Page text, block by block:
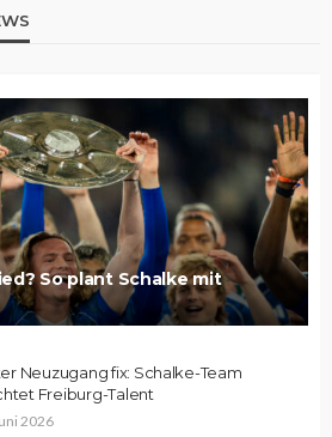
So plant Schalke mit
Neuzugang fix: Schalke-Team
Freiburg-Talent
2026